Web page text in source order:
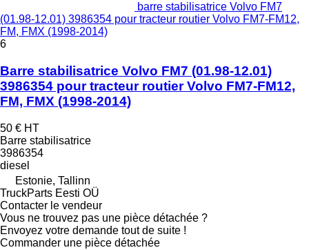
barre stabilisatrice Volvo FM7
(01.98-12.01) 3986354 pour tracteur routier Volvo FM7-FM12,
FM, FMX (1998-2014)
6
Barre stabilisatrice Volvo FM7 (01.98-12.01)
3986354 pour tracteur routier Volvo FM7-FM12,
FM, FMX (1998-2014)
50 € HT
Barre stabilisatrice
3986354
diesel
Estonie, Tallinn
TruckParts Eesti OÜ
Contacter le vendeur
Vous ne trouvez pas une pièce détachée ?
Envoyez votre demande tout de suite !
Commander une pièce détachée